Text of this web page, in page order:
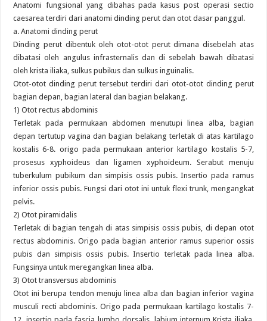
Anatomi fungsional yang dibahas pada kasus post operasi sectio
caesarea terdiri dari anatomi dinding perut dan otot dasar panggul.
a. Anatomi dinding perut
Dinding perut dibentuk oleh otot-otot perut dimana disebelah atas
dibatasi oleh angulus infrasternalis dan di sebelah bawah dibatasi
oleh krista iliaka, sulkus pubikus dan sulkus inguinalis.
Otot-otot dinding perut tersebut terdiri dari otot-otot dinding perut
bagian depan, bagian lateral dan bagian belakang.
1) Otot rectus abdominis
Terletak pada permukaan abdomen menutupi linea alba, bagian
depan tertutup vagina dan bagian belakang terletak di atas kartilago
kostalis 6-8. origo pada permukaan anterior kartilago kostalis 5-7,
prosesus xyphoideus dan ligamen xyphoideum. Serabut menuju
tuberkulum pubikum dan simpisis ossis pubis. Insertio pada ramus
inferior ossis pubis. Fungsi dari otot ini untuk flexi trunk, mengangkat
pelvis.
2) Otot piramidalis
Terletak di bagian tengah di atas simpisis ossis pubis, di depan otot
rectus abdominis. Origo pada bagian anterior ramus superior ossis
pubis dan simpisis ossis pubis. Insertio terletak pada linea alba.
Fungsinya untuk meregangkan linea alba.
3) Otot transversus abdominis
Otot ini berupa tendon menuju linea alba dan bagian inferior vagina
musculi recti abdominis. Origo pada permukaan kartilago kostalis 7-